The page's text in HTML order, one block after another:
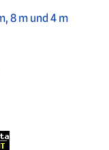
8 m und 4 m